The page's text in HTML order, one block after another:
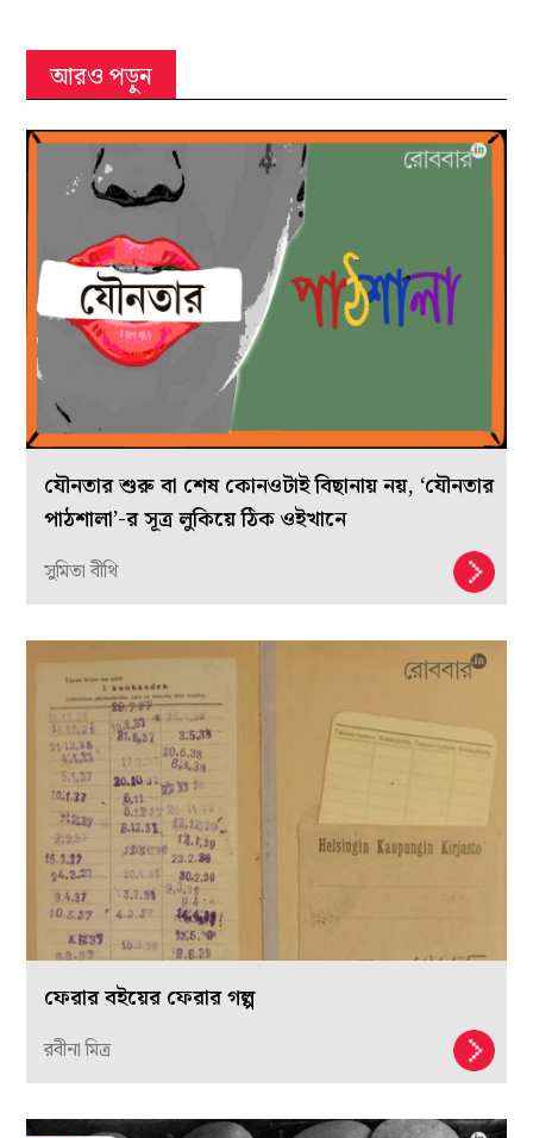
আরও পড়ুন
যৌনতার শুরু বা শেষ কোনওটাই বিছানায় নয়, ‘যৌনতার
পাঠশালা’-র সূত্র লুকিয়ে ঠিক ওইখানে
সুমিতা বীথি
ফেরার বইয়ের ফেরার গল্প
রবীনা মিত্র